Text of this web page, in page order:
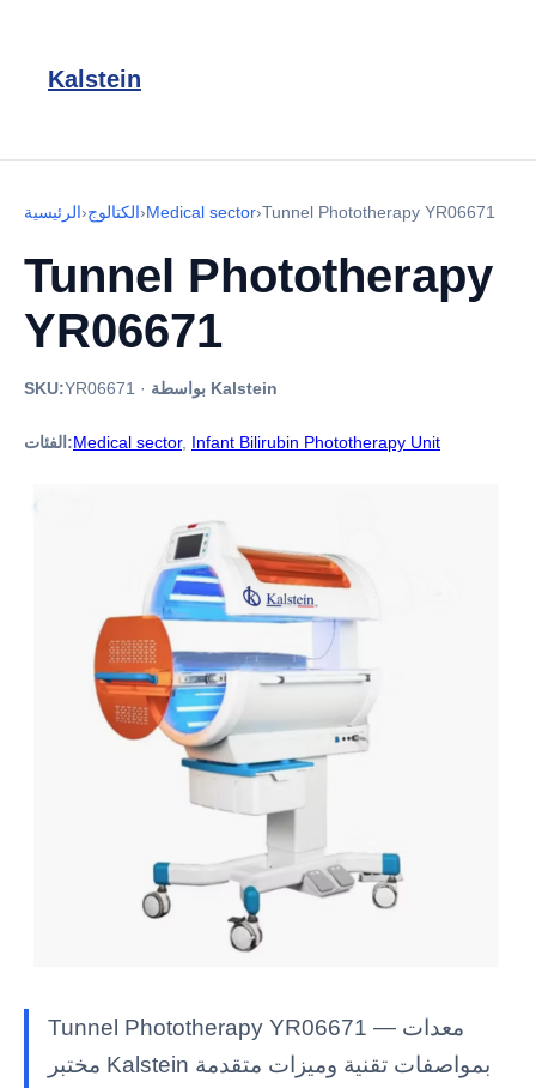
Kalstein
الرئيسية›الكتالوج›Medical sector›Tunnel Phototherapy YR06671
Tunnel Phototherapy
YR06671
SKU:YR06671 · بواسطة Kalstein
الفئات:Medical sector, Infant Bilirubin Phototherapy Unit
Tunnel Phototherapy YR06671 — معدات
مختبر Kalstein بمواصفات تقنية وميزات متقدمة